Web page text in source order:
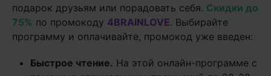
подарок друзьям или порадовать себя. Скидки до
75% по промокоду 4BRAINLOVE. Выбирайте
программу и оплачивайте, промокод уже введен:
Быстрое чтение. На этой онлайн-программе с